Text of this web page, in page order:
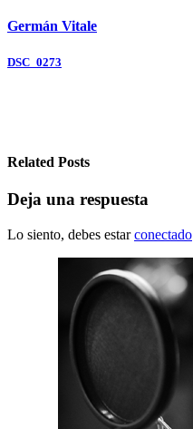
Germán Vitale
Navegación
DSC_0273
Related Posts
Deja una respuesta
Lo siento, debes estarconectado